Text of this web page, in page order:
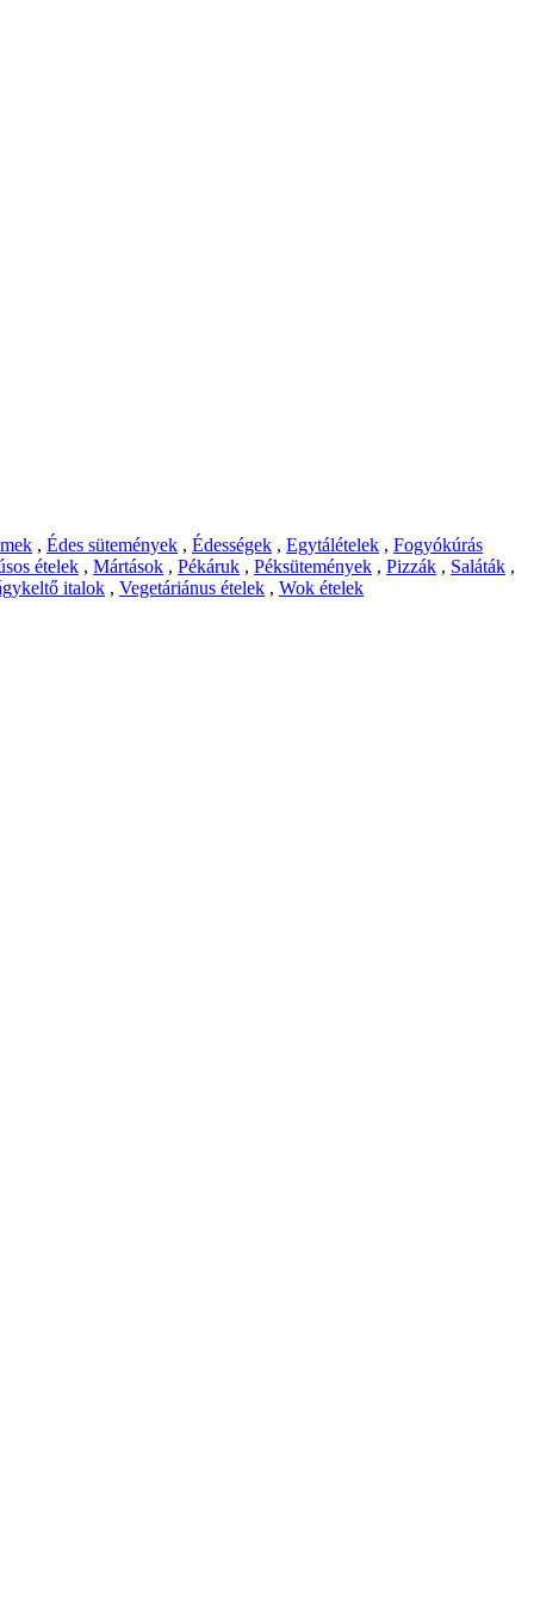
, Édes sütemények , Édességek , Egytálételek , Fogyókúrás
ételek , Mártások , Pékáruk , Péksütemények , Pizzák , Saláták ,
italok , Vegetáriánus ételek , Wok ételek